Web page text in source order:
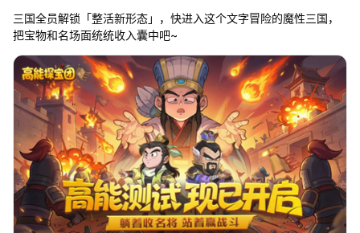
三国全员解锁「整活新形态」，快进入这个文字冒险的魔性三国，
把宝物和名场面统统收入囊中吧~